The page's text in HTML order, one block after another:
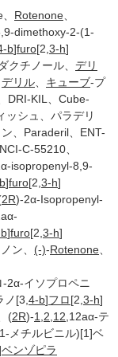
Rotenone
dimethoxy-2-(1-
b]furo[2, 3-h]
クチノール、 デリ
デリル キューブ-プ
DRI-KIL、Cube-
ッシュ、パラデリ
、Paraderil、ENT-
C-55210、
isopropenyl-8,9-
]furo[2, 3-h]
2R)-2α-Isopropenyl-
]furo[2, 3-h]
ン、 (-)-Rotenone
-2α-イソプロペニ
[3, 4-b]フロ[2, 3-h]
、(2R)-1,2 12 ,12aα-テ
メチルビニル)[1]ベ
ベンゾピラ